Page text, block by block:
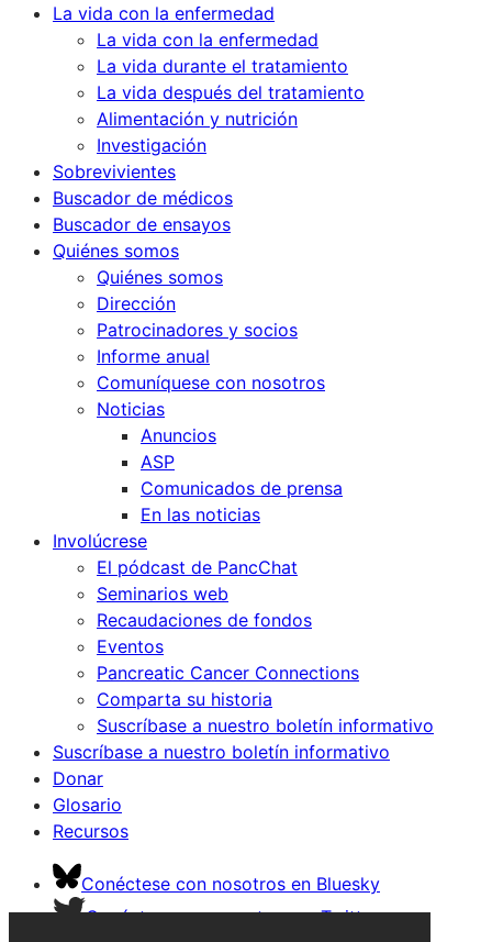
La vida con la enfermedad
La vida con la enfermedad
La vida durante el tratamiento
La vida después del tratamiento
Alimentación y nutrición
Investigación
Sobrevivientes
Buscador de médicos
Buscador de ensayos
Quiénes somos
Quiénes somos
Dirección
Patrocinadores y socios
Informe anual
Comuníquese con nosotros
Noticias
Anuncios
ASP
Comunicados de prensa
En las noticias
Involúcrese
El pódcast de PancChat
Seminarios web
Recaudaciones de fondos
Eventos
Pancreatic Cancer Connections
Comparta su historia
Suscríbase a nuestro boletín informativo
Suscríbase a nuestro boletín informativo
Donar
Glosario
Recursos
Conéctese con nosotros en Bluesky
Conéctese con nosotros en Twitter